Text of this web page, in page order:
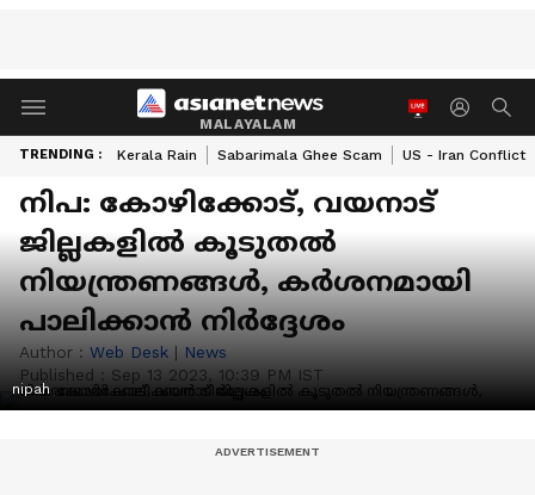
MALAYALAM
TRENDING : Kerala Rain Sabarimala Ghee Scam US - Iran Conflict
നിപ: കോഴിക്കോട്, വയനാട്
ജില്ലകളിൽ കൂടുതൽ
നിയന്ത്രണങ്ങൾ, കർശനമായി
പാലിക്കാൻ നിർദ്ദേശം
Author : Web Desk | News
Published : Sep 13 2023, 10:39 PM IST
nipah